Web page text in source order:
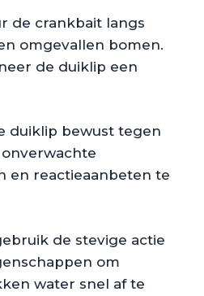
de crankbait langs
omgevallen bomen.
de duiklip een
duiklip bewust tegen
en reactieaanbeten te
de stevige actie
om
water snel af te